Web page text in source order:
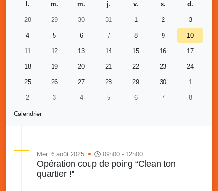
Calendrier
l.
m. m. j. v. s. d.
28 29 30 31 1 2 3
4 5 6 7 8 9 10
11 12 13 14 15 16 17
18 19 20 21 22 23 24
25 26 27 28 29 30 1
2 3 4 5 6 7 8
Mer. 6 août 2025 09h00 - 12h00
Opération coup de poing “Clean ton
quartier !”